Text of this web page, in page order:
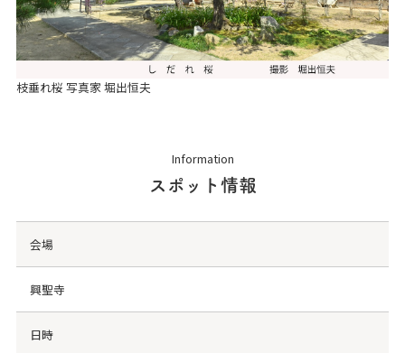
枝垂れ桜 写真家 堀出恒夫
Information
スポット情報
会場
興聖寺
日時